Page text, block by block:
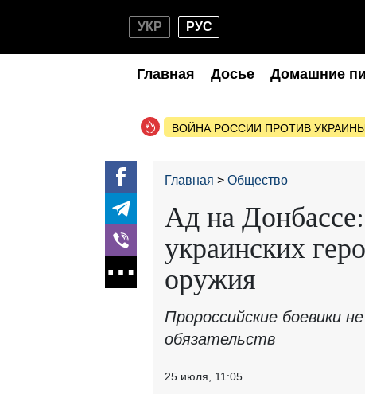
УКР РУС
Главная Досье Домашние
ВОЙНА РОССИИ ПРОТИВ
Главная Общество
Ад на
украинских
оружия
Пророссийские боевики
обязательств
25 июля, 11:05